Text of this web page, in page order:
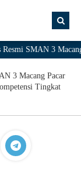
SMAN 3 Macang
3 Macang Pacar
Tingkat